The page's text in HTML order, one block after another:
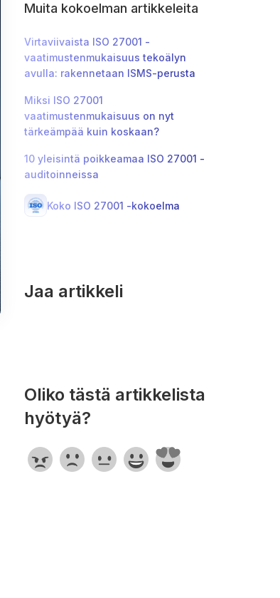
Muita kokoelman artikkeleita
Virtaviivaista ISO 27001 -
vaatimustenmukaisuus tekoälyn
avulla: rakennetaan ISMS-perusta
Miksi ISO 27001
vaatimustenmukaisuus on nyt
tärkeämpää kuin koskaan?
10 yleisintä poikkeamaa ISO 27001 -
auditoinneissa
Koko ISO 27001 -kokoelma
Jaa artikkeli
Oliko tästä artikkelista
hyötyä?